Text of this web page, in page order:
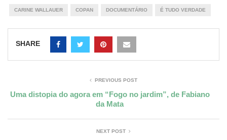
CARINE WALLAUER COPAN DOCUMENTÁRIO É TUDO VERDADE
SHARE
PREVIOUS POST
Uma distopia do agora em “Fogo no jardim”, de Fabiano
da Mata
NEXT POST